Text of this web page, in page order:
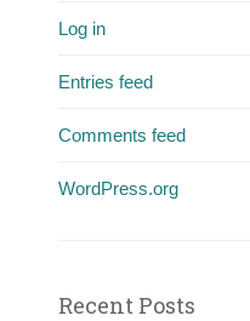
Log in
Entries feed
Comments feed
WordPress.org
Recent Posts